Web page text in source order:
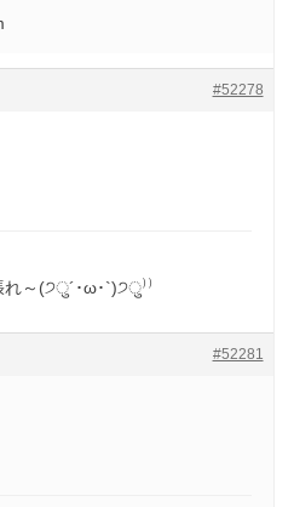
#52278
れ～(੭ु´･ω･`)੭ु⁾⁾
#52281